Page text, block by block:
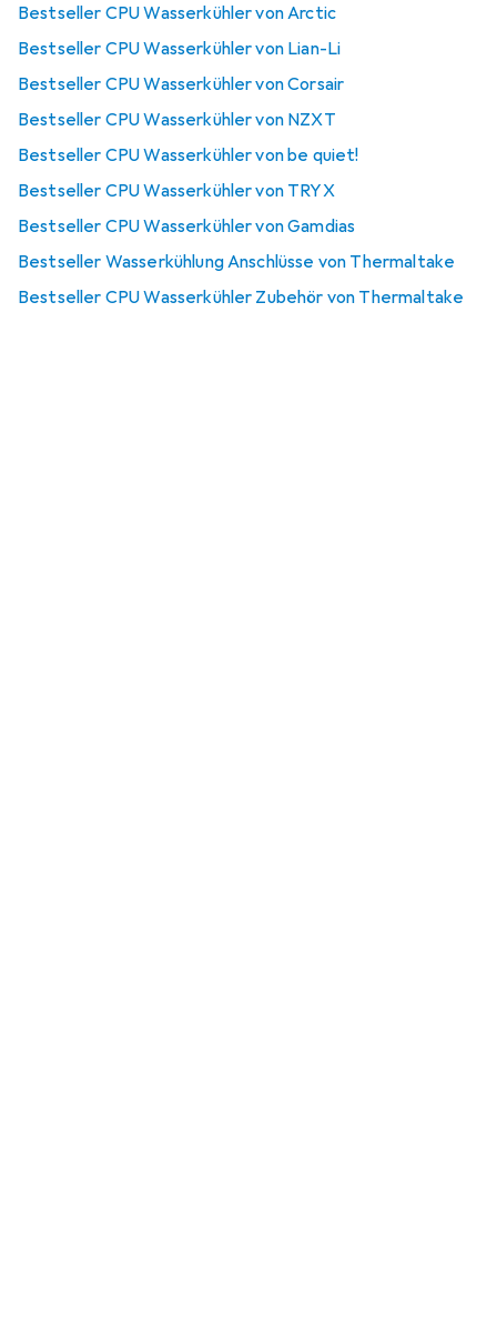
Bestseller CPU Wasserkühler von Arctic
Bestseller CPU Wasserkühler von Lian-Li
Bestseller CPU Wasserkühler von Corsair
Bestseller CPU Wasserkühler von NZXT
Bestseller CPU Wasserkühler von be quiet!
Bestseller CPU Wasserkühler von TRYX
Bestseller CPU Wasserkühler von Gamdias
Bestseller Wasserkühlung Anschlüsse von Thermaltake
Bestseller CPU Wasserkühler Zubehör von Thermaltake